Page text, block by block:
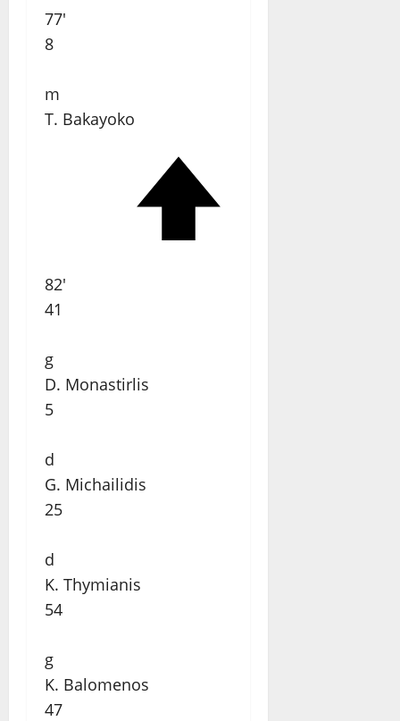
77'
8
m
T. Bakayoko
82'
41
g
D. Monastirlis
5
d
G. Michailidis
25
d
K. Thymianis
54
g
K. Balomenos
47